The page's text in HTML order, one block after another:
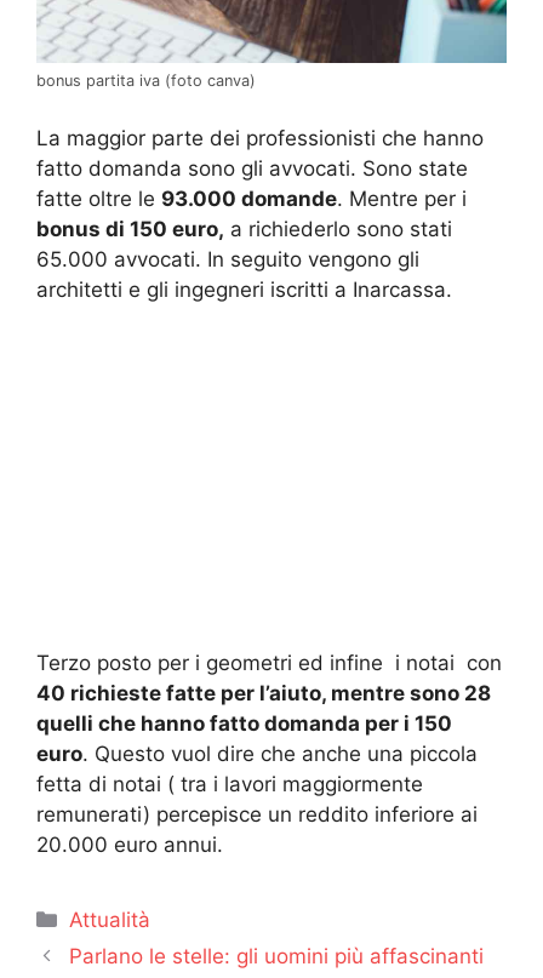
bonus partita iva (foto canva)
La maggior parte dei professionisti che hanno
fatto domanda sono gli avvocati. Sono state
fatte oltre le 93.000 domande. Mentre per i
bonus di 150 euro, a richiederlo sono stati
65.000 avvocati. In seguito vengono gli
architetti e gli ingegneri iscritti a Inarcassa.
Terzo posto per i geometri ed infine i notai con
40 richieste fatte per l’aiuto, mentre sono 28
quelli che hanno fatto domanda per i 150
euro. Questo vuol dire che anche una piccola
fetta di notai ( tra i lavori maggiormente
remunerati) percepisce un reddito inferiore ai
20.000 euro annui.
Categorie
Attualità
Parlano le stelle: gli uomini più affascinanti